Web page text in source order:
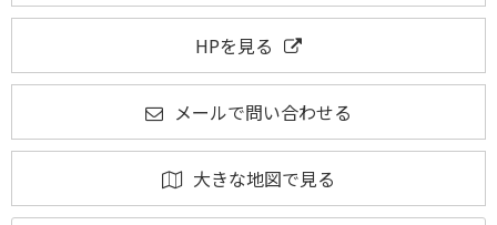
HPを見る
メールで問い合わせる
大きな地図で見る